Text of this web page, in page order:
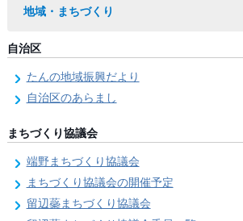
地域・まちづくり
自治区
たんの地域振興だより
自治区のあらまし
まちづくり協議会
端野まちづくり協議会
まちづくり協議会の開催予定
留辺蘂まちづくり協議会